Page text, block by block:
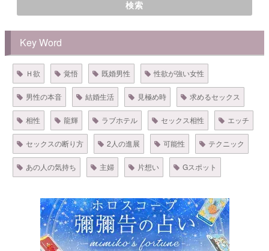
検索
Key Word
Ｈ欲 覚悟 既婚男性 性欲が強い女性
男性の本音 結婚生活 見極め時 求めるセックス
相性 龍輝 ラブホテル セックス相性 エッチ
セックスの断り方 2人の進展 可能性 テクニック
あの人の気持ち 主婦 片想い Gスポット